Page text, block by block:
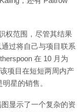
权范围，尽管其结果
过将自己与项目联系
在 10 月为
项目在短短两周内产
星的销售。
显示了一个复杂的资